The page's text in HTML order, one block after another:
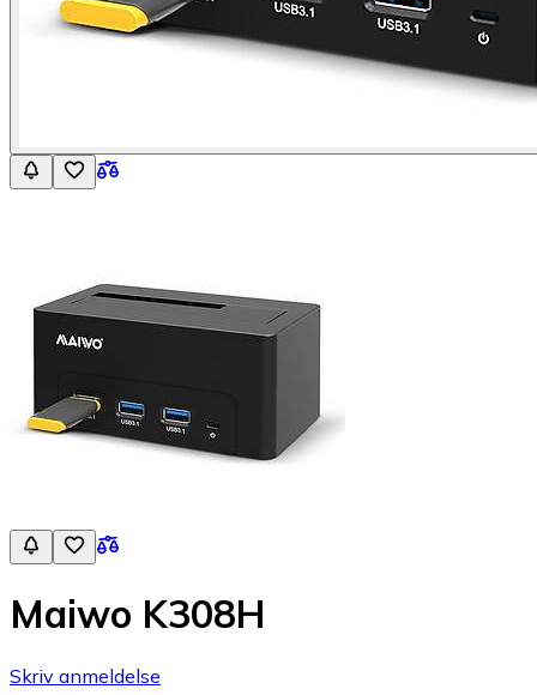
Maiwo K308H
Skriv anmeldelse